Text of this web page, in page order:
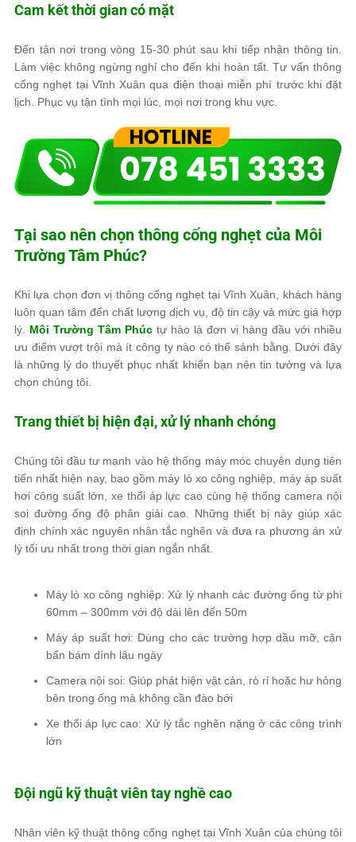
Cam kết thời gian có mặt
Đến tận nơi trong vòng 15-30 phút sau khi tiếp nhận thông tin.
Làm việc không ngừng nghỉ cho đến khi hoàn tất. Tư vấn thông
cống nghẹt tại Vĩnh Xuân qua điện thoại miễn phí trước khi đặt
lịch. Phục vụ tận tình mọi lúc, mọi nơi trong khu vực.
Tại sao nên chọn thông cống nghẹt của Môi
Trường Tâm Phúc?
Khi lựa chọn đơn vị thông cống nghẹt tại Vĩnh Xuân, khách hàng
luôn quan tâm đến chất lượng dịch vụ, độ tin cậy và mức giá hợp
lý. Môi Trường Tâm Phúc tự hào là đơn vị hàng đầu với nhiều
ưu điểm vượt trội mà ít công ty nào có thể sánh bằng. Dưới đây
là những lý do thuyết phục nhất khiến bạn nên tin tưởng và lựa
chọn chúng tôi.
Trang thiết bị hiện đại, xử lý nhanh chóng
Chúng tôi đầu tư mạnh vào hệ thống máy móc chuyên dụng tiên
tiến nhất hiện nay, bao gồm máy lò xo công nghiệp, máy áp suất
hơi công suất lớn, xe thổi áp lực cao cùng hệ thống camera nội
soi đường ống độ phân giải cao. Những thiết bị này giúp xác
định chính xác nguyên nhân tắc nghẽn và đưa ra phương án xử
lý tối ưu nhất trong thời gian ngắn nhất.
Máy lò xo công nghiệp: Xử lý nhanh các đường ống từ phi
60mm – 300mm với độ dài lên đến 50m
Máy áp suất hơi: Dùng cho các trường hợp dầu mỡ, cặn
bẩn bám dính lâu ngày
Camera nội soi: Giúp phát hiện vật cản, rò rỉ hoặc hư hỏng
bên trong ống mà không cần đào bới
Xe thổi áp lực cao: Xử lý tắc nghẽn nặng ở các công trình
lớn
Đội ngũ kỹ thuật viên tay nghề cao
Nhân viên kỹ thuật thông cống nghẹt tại Vĩnh Xuân của chúng tôi